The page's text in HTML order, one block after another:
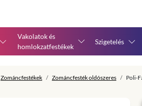
Vakolatok és
homlokzatfestékek
Szigetelés
Zománcfestékek Zománcfesték oldószeres Poli-